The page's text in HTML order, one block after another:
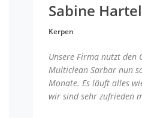
Sabine Hartel
Kerpen
Unsere Firma nutzt den
Multiclean Sarbar nun
Monate. Es läuft alles
wir sind sehr zufrieden